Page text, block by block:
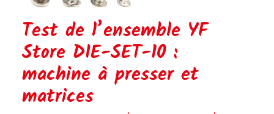
Test de l’ensemble YF
Store DIE-SET-10 :
machine à presser et
matrices